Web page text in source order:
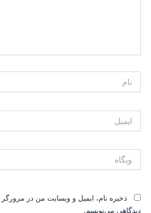
ذخیره نام، ایمیل و وبسایت من در مرورگر
دیدگاهی می‌نویسم.